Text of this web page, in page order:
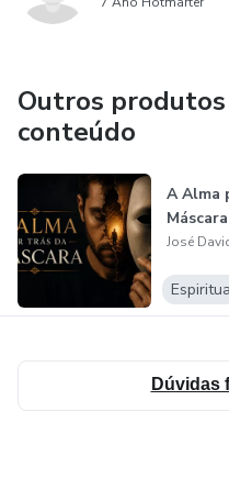
Outros
conteúdo
A Alma
Máscara
Dúvidas